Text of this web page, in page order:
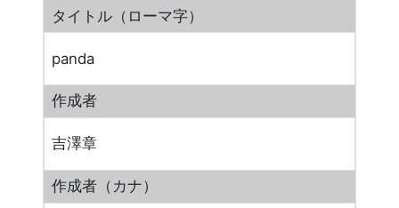
タイトル（ローマ字）
panda
作成者
吉澤章
作成者（カナ）